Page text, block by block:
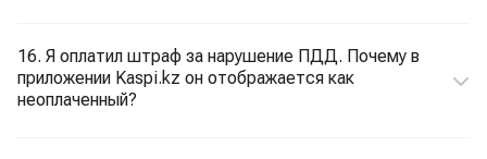
16. Я оплатил штраф за нарушение ПДД. Почему в
приложении Kaspi.kz он отображается как
неоплаченный?